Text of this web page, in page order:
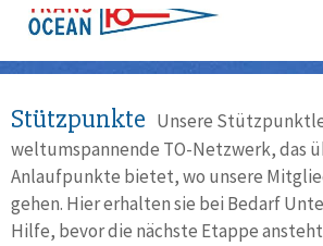
Stützpunkte Unsere
weltumspannende TO-Netzwerk, das
Anlaufpunkte bietet, wo unsere
gehen. Hier erhalten sie bei Bedarf
Hilfe, bevor die nächste Etappe